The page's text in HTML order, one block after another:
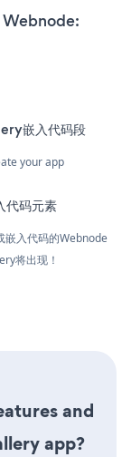
Webnode:
嵌入代码段
your app
码元素
嵌入代码的Webnode
将出现！
and
app?